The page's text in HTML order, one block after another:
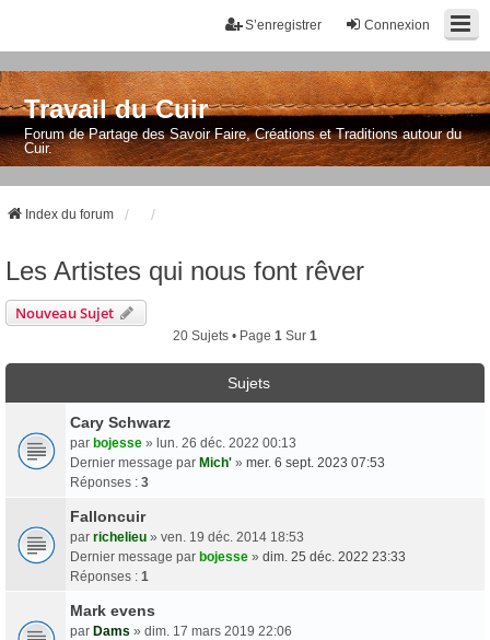
Connexion
S’enregistrer
Travail du Cuir
Forum de Partage des Savoir Faire, Créations et Traditions autour du
Cuir.
Index du forum
Les Artistes qui nous font rêver
Nouveau Sujet
20 Sujets • Page 1 Sur 1
Sujets
Cary Schwarz
par bojesse » lun. 26 déc. 2022 00:13
Dernier message par Mich' » mer. 6 sept. 2023 07:53
Réponses : 3
Falloncuir
par richelieu » ven. 19 déc. 2014 18:53
Dernier message par bojesse » dim. 25 déc. 2022 23:33
Réponses : 1
Mark evens
par Dams » dim. 17 mars 2019 22:06